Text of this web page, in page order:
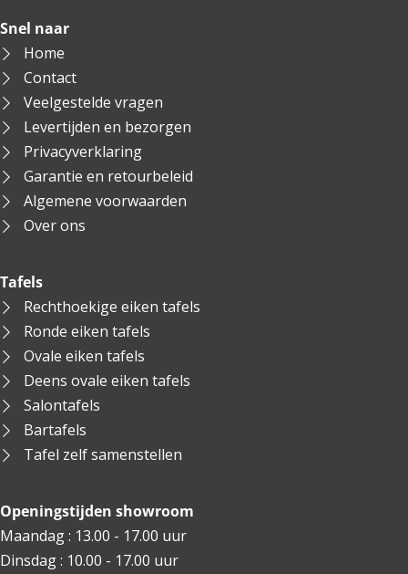
Snel naar
Home
Contact
Veelgestelde vragen
Levertijden en bezorgen
Privacyverklaring
Garantie en retourbeleid
Algemene voorwaarden
Over ons
Tafels
Rechthoekige eiken tafels
Ronde eiken tafels
Ovale eiken tafels
Deens ovale eiken tafels
Salontafels
Bartafels
Tafel zelf samenstellen
Openingstijden showroom
Maandag : 13.00 - 17.00 uur
Dinsdag : 10.00 - 17.00 uur